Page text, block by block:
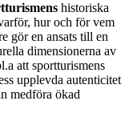
historiska
hur och för vem
gör en ansats till en
dimensionerna av
att sportturismens
upplevda autenticitet
medföra ökad